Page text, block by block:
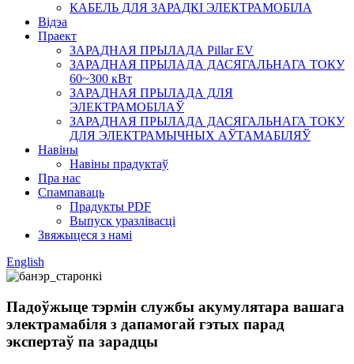
КАБЕЛЬ ДЛЯ ЗАРАДКІ ЭЛЕКТРАМОБІЛА
Відэа
Праект
ЗАРАДНАЯ ПРЫЛАДА Pillar EV
ЗАРАДНАЯ ПРЫЛАДА ДАСЯГАЛЬНАГА ТОКУ
60~300 кВт
ЗАРАДНАЯ ПРЫЛАДА ДЛЯ
ЭЛЕКТРАМОБІЛАЎ
ЗАРАДНАЯ ПРЫЛАДА ДАСЯГАЛЬНАГА ТОКУ
ДЛЯ ЭЛЕКТРАМЫЧНЫХ АЎТАМАБІЛЯЎ
Навіны
Навіны прадуктаў
Пра нас
Спампаваць
Прадукты PDF
Выпуск уразлівасці
Звяжыцеся з намі
English
Падоўжыце тэрмін службы акумулятара вашага
электрамабіля з дапамогай гэтых парад
экспертаў па зарадцы